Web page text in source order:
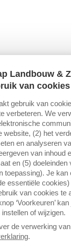
figuur (PNG)
Landbouw &
van cookies
gebruik van
verbeteren. We
website, (2) het
en analyseren
van inhoud
en (5) doeleinden
toepassing). Je kan
essentiële
van cookies te
‘Voorkeuren’
of wijzigen.
de verwerking
.